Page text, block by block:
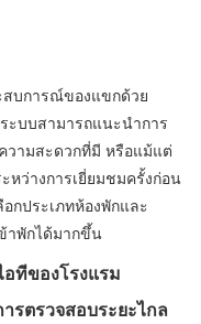
สบการณ์ของแขกด้วย
ะบบสามารถแนะนำการ
วามสะดวกที่มี หรือแม้แต่
หว่างการเยี่ยมชมครั้งก่อน
กประเภทห้องพักและ
าพักได้มากขึ้น
ทีของโรงแรม
รตรวจสอบระยะไกล